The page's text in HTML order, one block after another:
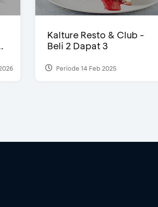
Kalture Resto & Club -
Beli 2 Dapat 3
Periode 14 Feb 2025